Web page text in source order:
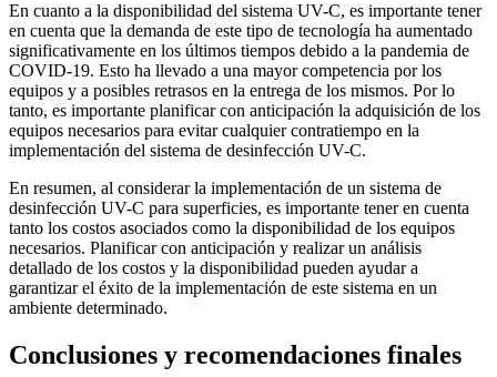
En cuanto a la disponibilidad del sistema UV-C, es importante tener
en cuenta que la demanda de este tipo de tecnología ha aumentado
significativamente en los últimos tiempos debido a la pandemia de
COVID-19. Esto ha llevado a una mayor competencia por los
equipos y a posibles retrasos en la entrega de los mismos. Por lo
tanto, es importante planificar con anticipación la adquisición de los
equipos necesarios para evitar cualquier contratiempo en la
implementación del sistema de desinfección UV-C.
En resumen, al considerar la implementación de un sistema de
desinfección UV-C para superficies, es importante tener en cuenta
tanto los costos asociados como la disponibilidad de los equipos
necesarios. Planificar con anticipación y realizar un análisis
detallado de los costos y la disponibilidad pueden ayudar a
garantizar el éxito de la implementación de este sistema en un
ambiente determinado.
Conclusiones y recomendaciones finales